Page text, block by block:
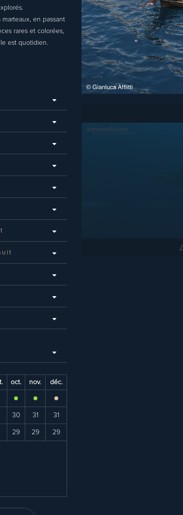
en passant
rares et colorées,
est quotidien.
oct. nov. déc.
30 31 31
29 29 29